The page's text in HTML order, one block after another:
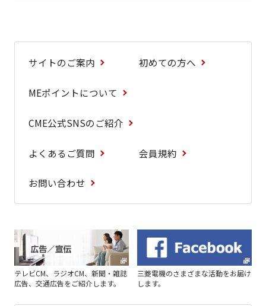
サイトのご案内 初めての方へ
MEポイントについて
CME公式SNSのご紹介
よくあるご質問 会員規約
お問い合わせ
テレビCM、ラジオCM、新聞・雑誌
広告、交通広告をご紹介します。
三菱電機のさまざまな活動をお届け
します。